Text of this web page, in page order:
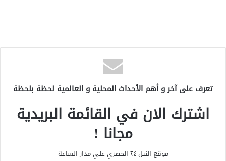
تعرف على آخر و أهم الأحداث المحلية و العالمية لحظة بلحظة
اشترك الان في القائمة البريدية
مجانا !
موقع النيل ٢٤ الحصري علي مدار الساعة